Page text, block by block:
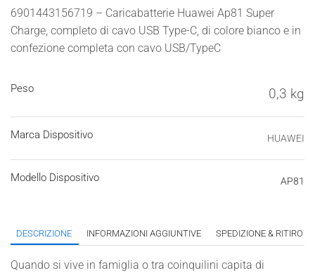
6901443156719 – Caricabatterie Huawei Ap81 Super
Charge, completo di cavo USB Type-C, di colore bianco e in
confezione completa con cavo USB/TypeC
Peso 0,3 kg
Marca Dispositivo HUAWEI
Modello Dispositivo AP81
DESCRIZIONE INFORMAZIONI AGGIUNTIVE SPEDIZIONE & RITIRO
Quando si vive in famiglia o tra coinquilini capita di